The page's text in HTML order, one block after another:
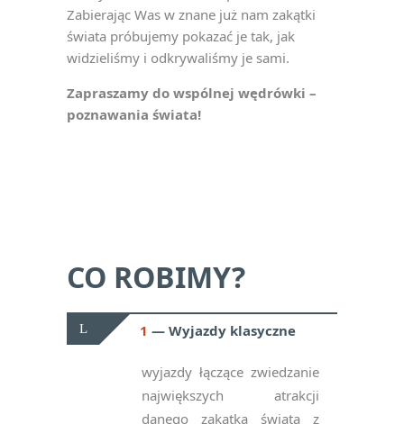
Zabierając Was w znane już nam zakątki
świata próbujemy pokazać je tak, jak
widzieliśmy i odkrywaliśmy je sami.
Zapraszamy do wspólnej wędrówki –
poznawania świata!
CO ROBIMY?
1 Wyjazdy klasyczne
wyjazdy łączące zwiedzanie
największych atrakcji
danego zakątka świata z